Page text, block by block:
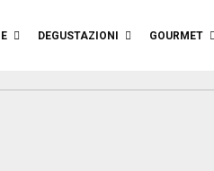
DEGUSTAZIONI GOURMET